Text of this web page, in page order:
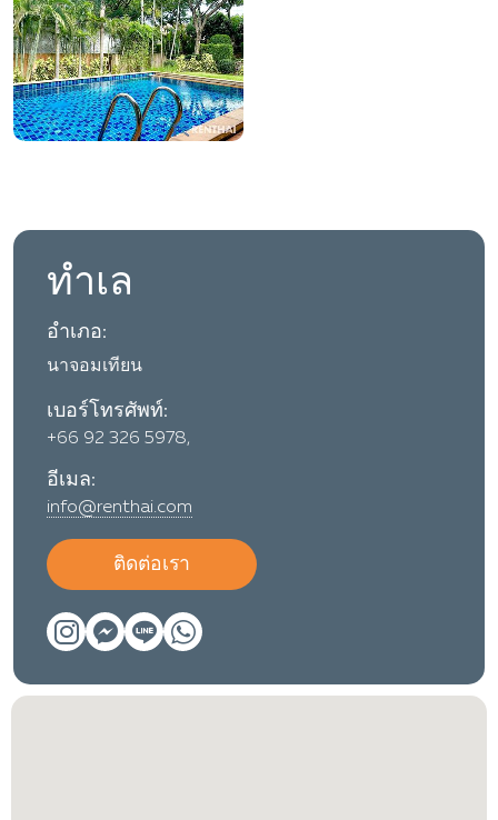
ทำเล
อำเภอ:
นาจอมเทียน
เบอร์โทรศัพท์:
+66 92 326 5978,
อีเมล:
info@renthai.com
ติดต่อเรา